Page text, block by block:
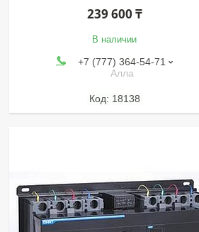
239 600 ₸
В наличии
+7 (777) 364-54-71
Алла
18138